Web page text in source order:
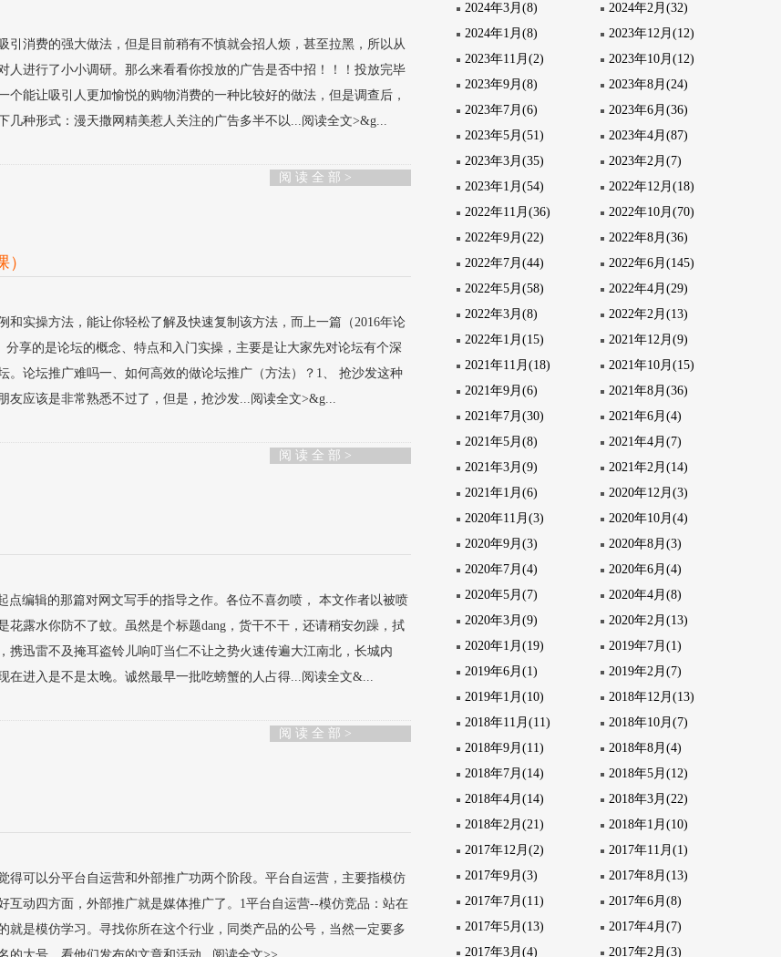
引消费的强大做法，但是目前稍有不慎就会招人烦，甚至拉黑，所以从
人进行了小小调研。那么来看看你投放的广告是否中招！！！投放完毕
个能让吸引人更加愉悦的购物消费的一种比较好的做法，但是调查后，
几种形式：漫天撒网精美惹人关注的广告多半不以...阅读全文>&g...
阅 读 全 部 >
和实操方法，能让你轻松了解及快速复制该方法，而上一篇（2016年论
享的是论坛的概念、特点和入门实操，主要是让大家先对论坛有个深
。论坛推广难吗一、如何高效的做论坛推广（方法）？1、 抢沙发这种
友应该是非常熟悉不过了，但是，抢沙发...阅读全文>&g...
阅 读 全 部 >
点编辑的那篇对网文写手的指导之作。各位不喜勿喷， 本文作者以被喷
花露水你防不了蚊。虽然是个标题dang，货干不干，还请稍安勿躁，拭
携迅雷不及掩耳盗铃儿响叮当仁不让之势火速传遍大江南北，长城内
在进入是不是太晚。诚然最早一批吃螃蟹的人占得...阅读全文&...
阅 读 全 部 >
得可以分平台自运营和外部推广功两个阶段。平台自运营，主要指模仿
互动四方面，外部推广就是媒体推广了。1平台自运营--模仿竞品：站在
就是模仿学习。寻找你所在这个行业，同类产品的公号，当然一定要多
2024年3月(8)
2024年2月(32)
2024年1月(8)
2023年12月(12)
2023年11月(2)
2023年10月(12)
2023年9月(8)
2023年8月(24)
2023年7月(6)
2023年6月(36)
2023年5月(51)
2023年4月(87)
2023年3月(35)
2023年2月(7)
2023年1月(54)
2022年12月(18)
2022年11月(36)
2022年10月(70)
2022年9月(22)
2022年8月(36)
2022年7月(44)
2022年6月(145)
2022年5月(58)
2022年4月(29)
2022年3月(8)
2022年2月(13)
2022年1月(15)
2021年12月(9)
2021年11月(18)
2021年10月(15)
2021年9月(6)
2021年8月(36)
2021年7月(30)
2021年6月(4)
2021年5月(8)
2021年4月(7)
2021年3月(9)
2021年2月(14)
2021年1月(6)
2020年12月(3)
2020年11月(3)
2020年10月(4)
2020年9月(3)
2020年8月(3)
2020年7月(4)
2020年6月(4)
2020年5月(7)
2020年4月(8)
2020年3月(9)
2020年2月(13)
2020年1月(19)
2019年7月(1)
2019年6月(1)
2019年2月(7)
2019年1月(10)
2018年12月(13)
2018年11月(11)
2018年10月(7)
2018年9月(11)
2018年8月(4)
2018年7月(14)
2018年5月(12)
2018年4月(14)
2018年3月(22)
2018年2月(21)
2018年1月(10)
2017年12月(2)
2017年11月(1)
2017年9月(3)
2017年8月(13)
2017年7月(11)
2017年6月(8)
2017年5月(13)
2017年4月(7)
2017年3月(4)
2017年2月(3)